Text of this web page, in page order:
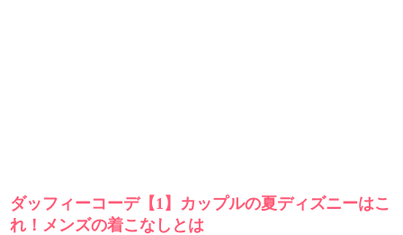
ダッフィーコーデ【1】カップルの夏ディズニーはこ
れ！メンズの着こなしとは